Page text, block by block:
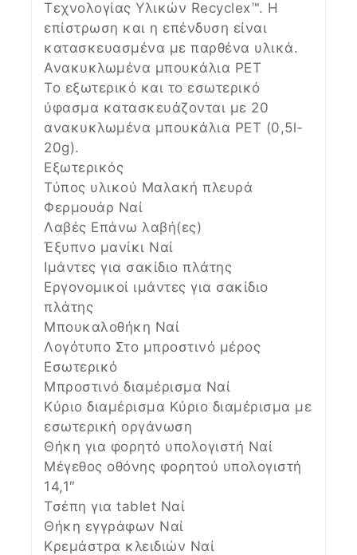
Τεχνολογίας Υλικών Recyclex™. Η
επίστρωση και η επένδυση είναι
κατασκευασμένα με παρθένα υλικά.
Ανακυκλωμένα μπουκάλια PET
Το εξωτερικό και το εσωτερικό
ύφασμα κατασκευάζονται με 20
ανακυκλωμένα μπουκάλια PET (0,5l-
20g).
Εξωτερικός
Τύπος υλικού Μαλακή πλευρά
Φερμουάρ Ναί
Λαβές Επάνω λαβή(ες)
Έξυπνο μανίκι Ναί
Ιμάντες για σακίδιο πλάτης
Εργονομικοί ιμάντες για σακίδιο
πλάτης
Μπουκαλοθήκη Ναί
Λογότυπο Στο μπροστινό μέρος
Εσωτερικό
Μπροστινό διαμέρισμα Ναί
Κύριο διαμέρισμα Κύριο διαμέρισμα με
εσωτερική οργάνωση
Θήκη για φορητό υπολογιστή Ναί
Μέγεθος οθόνης φορητού υπολογιστή
14,1″
Τσέπη για tablet Ναί
Θήκη εγγράφων Ναί
Κρεμάστρα κλειδιών Ναί